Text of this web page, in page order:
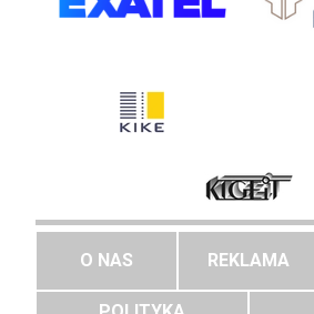
O NAS REKLAMA